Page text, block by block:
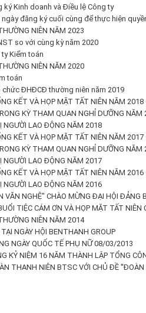
Kinh doanh và Điều lệ Công ty
đăng ký cuối cùng để thực hiện
NIÊN NĂM 2023
so với cùng kỳ năm 2020
Kiểm toán
NIÊN NĂM 2020
toán
ĐHĐCĐ thường niên năm 2019
KẾT VÀ HỌP MẶT TẤT NIÊN NĂM
KỲ THAM QUAN NGHỈ DƯỠNG NĂM
NGƯỜI LAO ĐỘNG NĂM 2018
KẾT VÀ HỌP MẶT TẤT NIÊN NĂM
KỲ THAM QUAN NGHỈ DƯỠNG NĂM
NGƯỜI LAO ĐỘNG NĂM 2017
KẾT VÀ HỌP MẶT TẤT NIÊN NĂM
NGƯỜI LAO ĐỘNG NĂM 2016
VĂN NGHỆ" CHÀO MỪNG ĐẠI HỘI ĐẢNG
TIỆC CÁM ƠN VÀ HỌP MẶT TẤT NIÊN
NIÊN NĂM 2014
NGÀY HỘI BENTHANH GROUP
NGÀY QUỐC TẾ PHỤ NỮ 08/03/2013
KỶ NIỆM 16 NĂM THÀNH LẬP TỔNG
THANH NIÊN BTSC VỚI CHỦ ĐỀ